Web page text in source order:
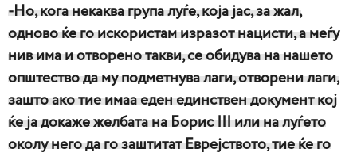
-Но, кога некаква група луѓе, која јас, за жал,
одново ќе го искористам изразот нацисти, а меѓу
нив има и отворено такви, се обидува на нашето
општество да му подметнува лаги, отворени лаги,
зашто ако тие имаа еден единствен документ кој
ќе ја докаже желбата на Борис III или на луѓето
околу него да го заштитат Еврејството, тие ќе го